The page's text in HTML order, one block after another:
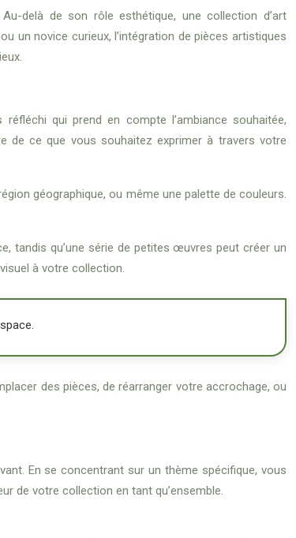
delà de son rôle esthétique, une collection d’art
un novice curieux, l’intégration de pièces artistiques
qui prend en compte l’ambiance souhaitée,
de ce que vous souhaitez exprimer à travers votre
géographique, ou même une palette de couleurs.
tandis qu’une série de petites œuvres peut créer un
à votre collection.
des pièces, de réarranger votre accrochage, ou
En se concentrant sur un thème spécifique, vous
de votre collection en tant qu’ensemble.